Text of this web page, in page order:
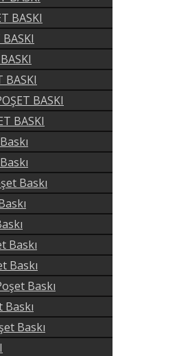
BASKI
BASKI
BASKI
BASKI
Baskı
Baskı
Baskı
Baskı
Baskı